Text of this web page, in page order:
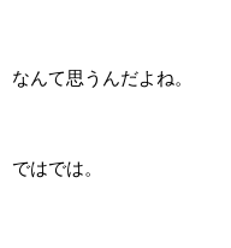
なんて思うんだよね。
ではでは。